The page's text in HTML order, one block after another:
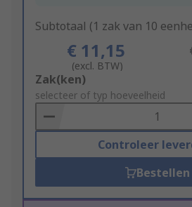
Subtotaal (1 zak van 10
€ 11,15
(excl. BTW)
Add
to
Basket
Zak(ken)
selecteer of typ hoeveelheid
Controleer
Bestellen